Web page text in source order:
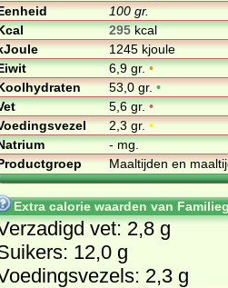
100 gr.
295kcal
1245 kjoule
6,9 gr.•
53,0 gr.•
5,6 gr.•
2,3 gr.•
- mg.
Maaltijden en
Extra calorie waarden van
vet: 2,8 g
12,0 g
2,3 g